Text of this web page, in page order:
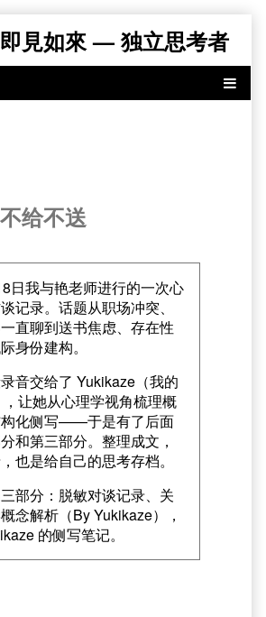
見如來 — 独立思考者
给不送
日我与艳老师进行的一次心
记录。话题从职场冲突、
直聊到送书焦虑、存在性
身份建构。
音交给了 Yukikaze（我的
让她从心理学视角梳理概
化侧写——于是有了后面
和第三部分。整理成文，
也是给自己的思考存档。
部分：脱敏对谈记录、关
念解析（By Yukikaze），
的侧写笔记。